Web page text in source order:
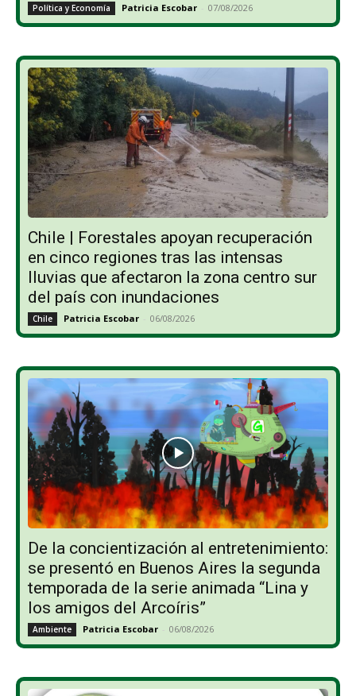
Política y Economía Patricia Escobar - 07/08/2026
Chile | Forestales apoyan recuperación
en cinco regiones tras las intensas
lluvias que afectaron la zona centro sur
del país con inundaciones
Chile Patricia Escobar - 06/08/2026
De la concientización al entretenimiento:
se presentó en Buenos Aires la segunda
temporada de la serie animada “Lina y
los amigos del Arcoíris”
Ambiente Patricia Escobar - 06/08/2026